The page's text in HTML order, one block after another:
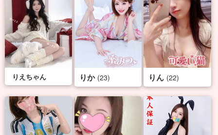
りえちゃん りか (23) りん (22)